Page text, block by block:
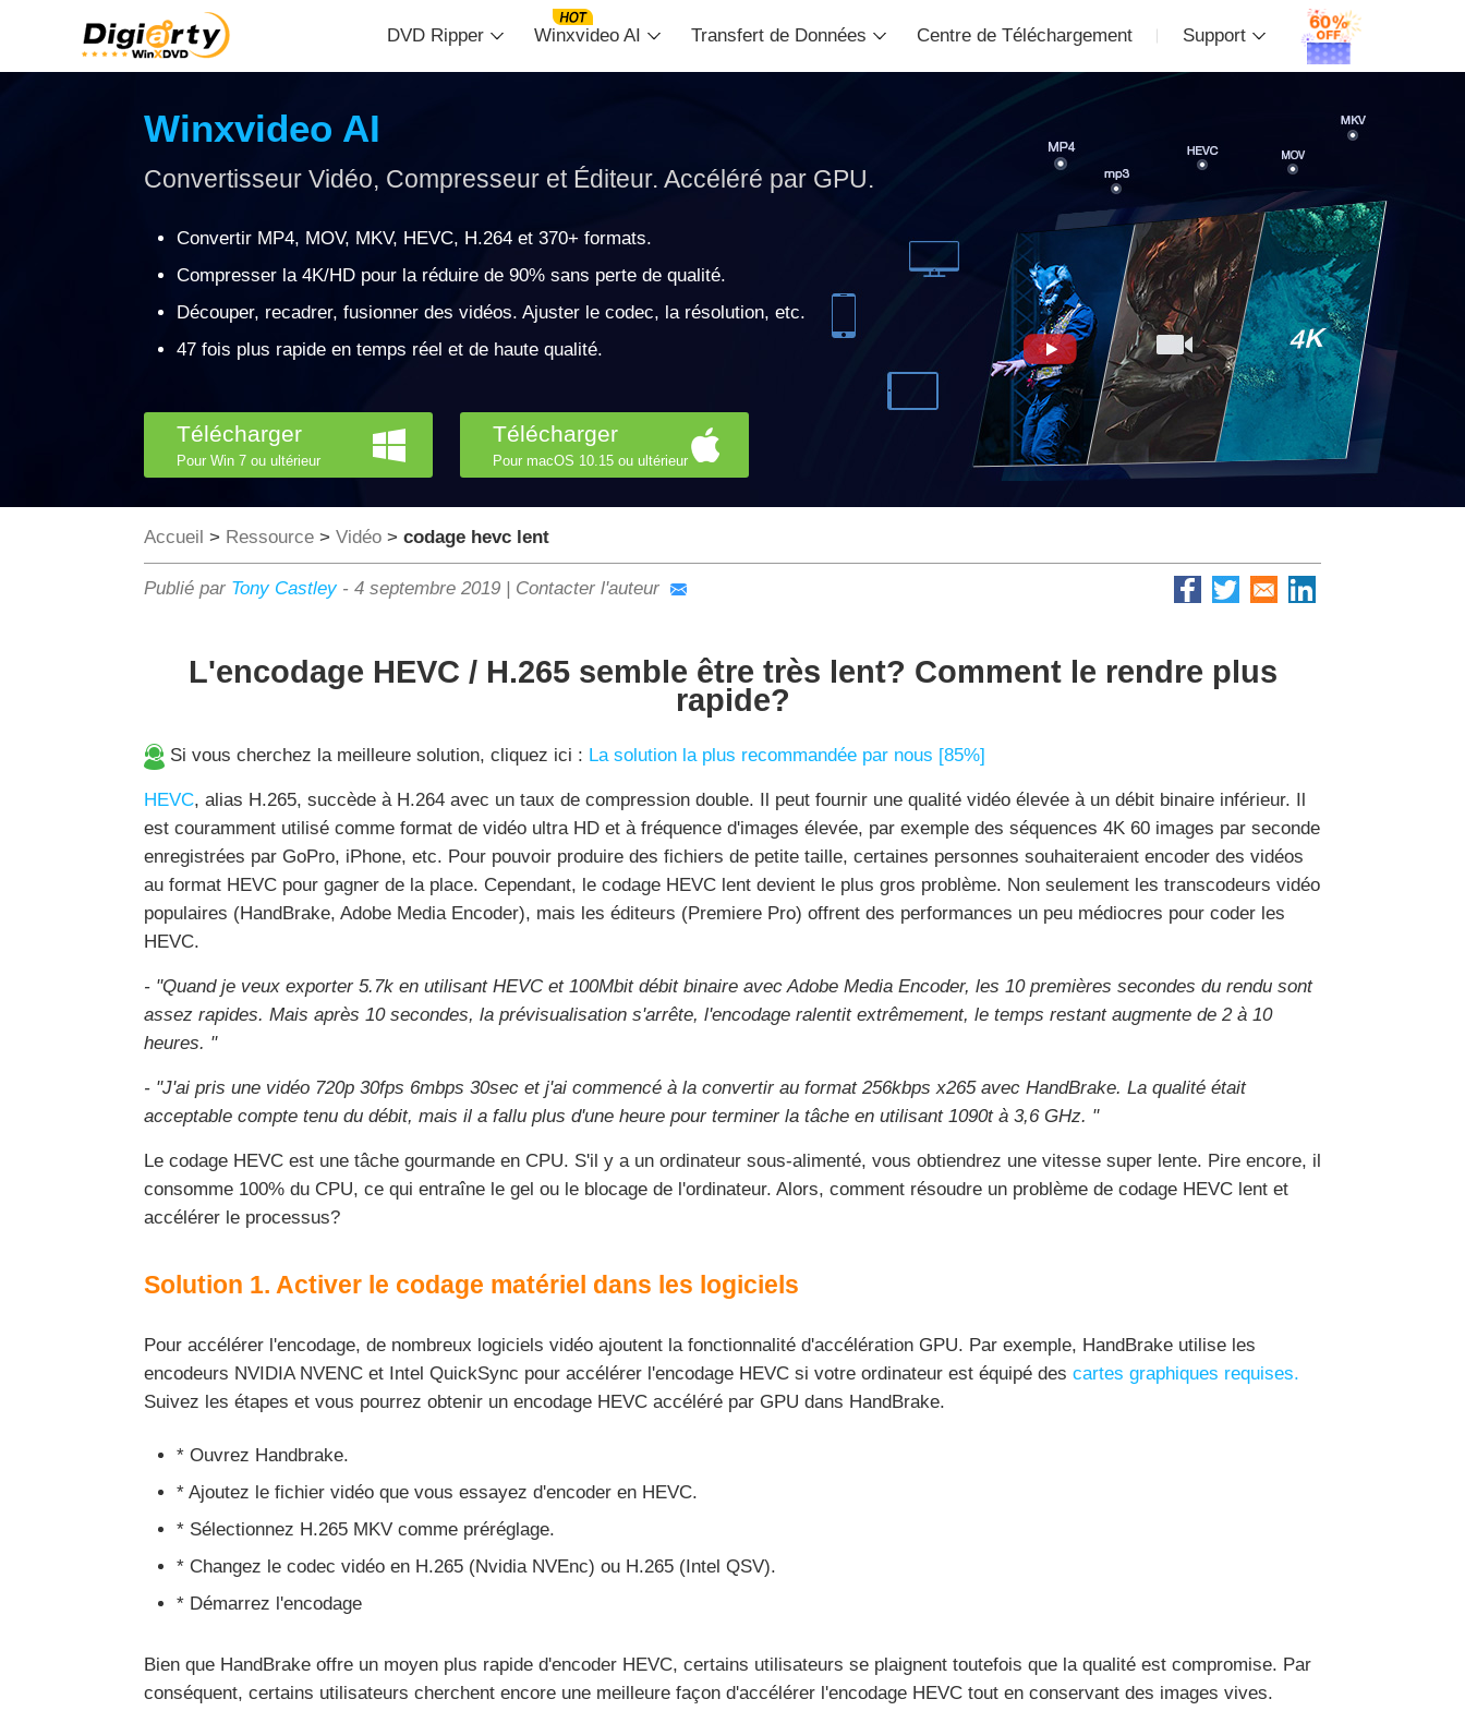
DVD Ripper Winxvideo AI Transfert de Données Centre de Téléchargement Support
Winxvideo AI
Convertisseur Vidéo, Compresseur et Éditeur. Accéléré par GPU.
Convertir MP4, MOV, MKV, HEVC, H.264 et 370+ formats.
Compresser la 4K/HD pour la réduire de 90% sans perte de qualité.
Découper, recadrer, fusionner des vidéos. Ajuster le codec, la résolution, etc.
47 fois plus rapide en temps réel et de haute qualité.
Télécharger
Pour Win 7 ou ultérieur
Télécharger
Pour macOS 10.15 ou ultérieur
Accueil > Ressource > Vidéo > codage hevc lent
Publié par Tony Castley- 4 septembre 2019 | Contacter l'auteur
L'encodage HEVC / H.265 semble être très lent? Comment le rendre plus
rapide?
Si vous cherchez la meilleure solution, cliquez ici : La solution la plus recommandée par nous [85%]
HEVC, alias H.265, succède à H.264 avec un taux de compression double. Il peut fournir une qualité vidéo élevée à un débit binaire inférieur. Il
est couramment utilisé comme format de vidéo ultra HD et à fréquence d'images élevée, par exemple des séquences 4K 60 images par seconde
enregistrées par GoPro, iPhone, etc. Pour pouvoir produire des fichiers de petite taille, certaines personnes souhaiteraient encoder des vidéos
au format HEVC pour gagner de la place. Cependant, le codage HEVC lent devient le plus gros problème. Non seulement les transcodeurs vidéo
populaires (HandBrake, Adobe Media Encoder), mais les éditeurs (Premiere Pro) offrent des performances un peu médiocres pour coder les
HEVC.
- "Quand je veux exporter 5.7k en utilisant HEVC et 100Mbit débit binaire avec Adobe Media Encoder, les 10 premières secondes du rendu sont
assez rapides. Mais après 10 secondes, la prévisualisation s'arrête, l'encodage ralentit extrêmement, le temps restant augmente de 2 à 10
heures. "
- "J'ai pris une vidéo 720p 30fps 6mbps 30sec et j'ai commencé à la convertir au format 256kbps x265 avec HandBrake. La qualité était
acceptable compte tenu du débit, mais il a fallu plus d'une heure pour terminer la tâche en utilisant 1090t à 3,6 GHz. "
Le codage HEVC est une tâche gourmande en CPU. S'il y a un ordinateur sous-alimenté, vous obtiendrez une vitesse super lente. Pire encore, il
consomme 100% du CPU, ce qui entraîne le gel ou le blocage de l'ordinateur. Alors, comment résoudre un problème de codage HEVC lent et
accélérer le processus?
Solution 1. Activer le codage matériel dans les logiciels
Pour accélérer l'encodage, de nombreux logiciels vidéo ajoutent la fonctionnalité d'accélération GPU. Par exemple, HandBrake utilise les
encodeurs NVIDIA NVENC et Intel QuickSync pour accélérer l'encodage HEVC si votre ordinateur est équipé des cartes graphiques requises.
Suivez les étapes et vous pourrez obtenir un encodage HEVC accéléré par GPU dans HandBrake.
* Ouvrez Handbrake.
* Ajoutez le fichier vidéo que vous essayez d'encoder en HEVC.
* Sélectionnez H.265 MKV comme préréglage.
* Changez le codec vidéo en H.265 (Nvidia NVEnc) ou H.265 (Intel QSV).
* Démarrez l'encodage
Bien que HandBrake offre un moyen plus rapide d'encoder HEVC, certains utilisateurs se plaignent toutefois que la qualité est compromise. Par
conséquent, certains utilisateurs cherchent encore une meilleure façon d'accélérer l'encodage HEVC tout en conservant des images vives.